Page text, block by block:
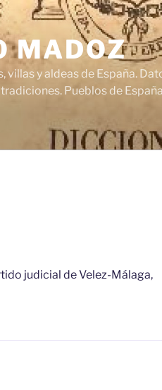
MADOZ
villas y aldeas de España.
Pueblos de
judicial de Velez-Málaga,